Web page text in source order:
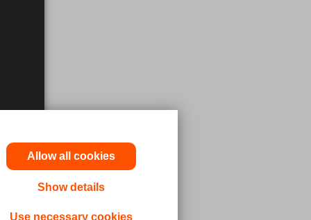
Allow all cookies
Show details
Use necessary cookies
og